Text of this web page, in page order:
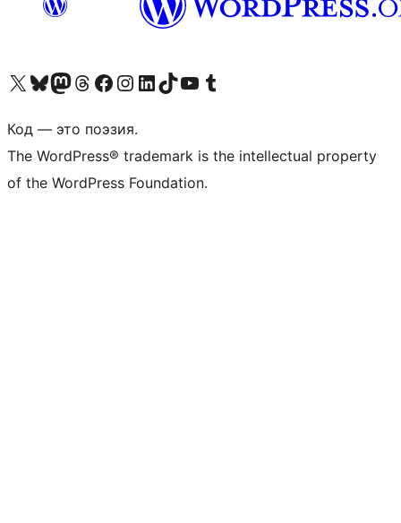
Посетите нас в X (ранее Twitter)
Посетите нашу учётную запись в Bluesky
Посетите нашу ленту в Mastodon
Посетите нашу учётную запись в Threads
Посетите нашу страницу на Facebook
Посетите наш Instagram
Посетите нашу страницу в LinkedIn
Посетите нашу учётную запись в TikTok
Посетите наш канал YouTube
Посетите нашу учётную запись в Tumblr
Код — это поэзия.
The WordPress® trademark is the intellectual property
of the WordPress Foundation.